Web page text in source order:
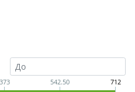
373 542.50 712